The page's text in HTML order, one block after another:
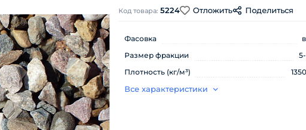
Код товара: 5224 Отложить Поделиться
Фасовка
Размер фракции
Плотность (кг/м³)
Все характеристики